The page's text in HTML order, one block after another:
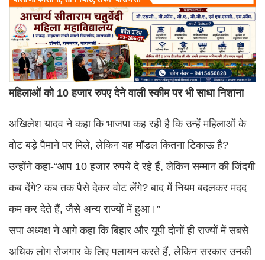
महिलाओं को 10 हजार रुपए देने वाली स्कीम पर भी साधा निशाना
अखिलेश यादव ने कहा कि भाजपा कह रही है कि उन्हें महिलाओं के
वोट बड़े पैमाने पर मिले, लेकिन यह मॉडल कितना टिकाऊ है?
उन्होंने कहा-“आप 10 हजार रुपये दे रहे हैं, लेकिन सम्मान की जिंदगी
कब देंगे? कब तक पैसे देकर वोट लेंगे? बाद में नियम बदलकर मदद
कम कर देते हैं, जैसे अन्य राज्यों में हुआ।”
सपा अध्यक्ष ने आगे कहा कि बिहार और यूपी दोनों ही राज्यों में सबसे
अधिक लोग रोजगार के लिए पलायन करते हैं, लेकिन सरकार उनकी